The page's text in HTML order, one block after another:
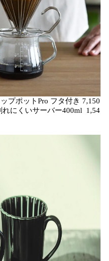
プポットPro フタ付き 7,150
にくいサーバー400ml 1,54